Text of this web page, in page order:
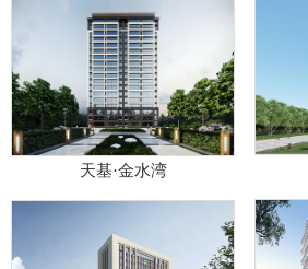
天基·金水湾